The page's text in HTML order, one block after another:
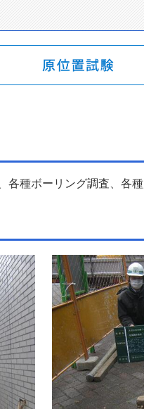
種ボーリング調査、各